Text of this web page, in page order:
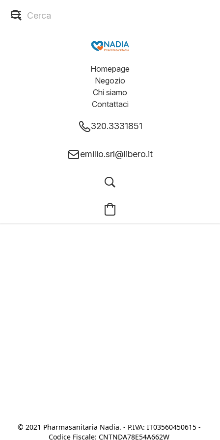
Homepage
Negozio
Chi siamo
Contattaci
320.3331851
emilio.srl@libero.it
© 2021 Pharmasanitaria Nadia. - P.IVA: IT03560450615 -
Codice Fiscale: CNTNDA78E54A662W